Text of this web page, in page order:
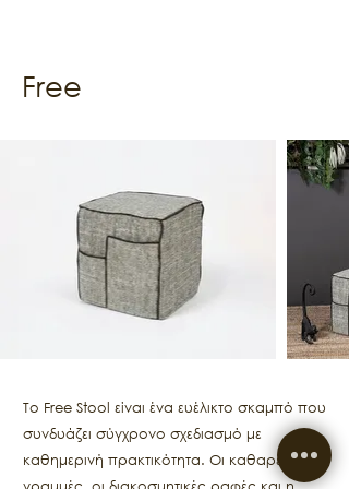
Free
Το Free Stool είναι ένα ευέλικτο σκαμπό που
συνδυάζει σύγχρονο σχεδιασμό με
καθημερινή πρακτικότητα. Οι καθαρές